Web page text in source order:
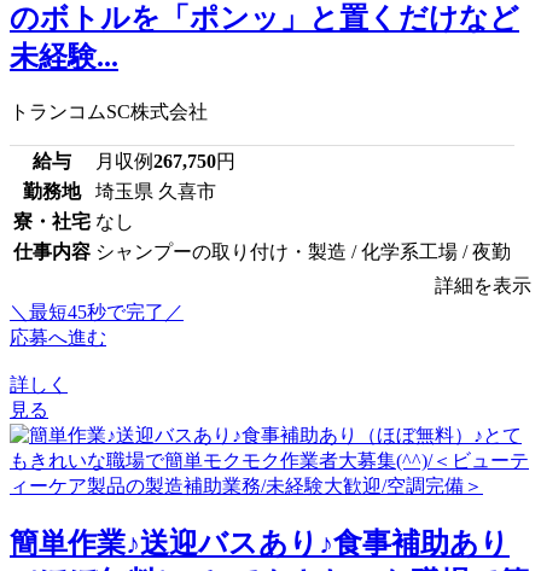
のボトルを「ポンッ」と置くだけなど
未経験...
トランコムSC株式会社
給与 月収例267,750円
勤務地
埼玉県 久喜市
寮・社宅 なし
仕事内容 シャンプーの取り付け・製造 / 化学系工場 / 夜勤
詳細を表示
＼最短45秒で完了／
応募へ進む
詳しく
見る
簡単作業♪送迎バスあり♪食事補助あり